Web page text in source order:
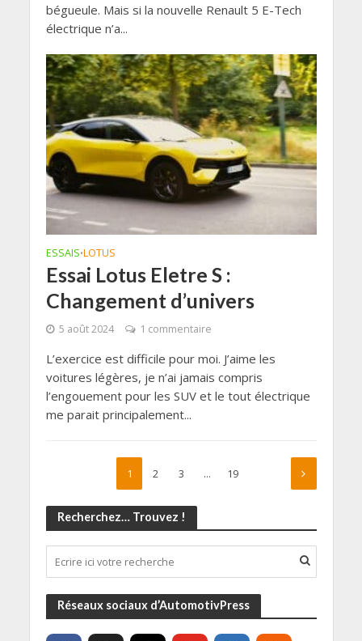
bégueule. Mais si la nouvelle Renault 5 E-Tech
électrique n’a...
ESSAIS•LOTUS
Essai Lotus Eletre S :
Changement d’univers
5 août 2024 1 commentaire
L’exercice est difficile pour moi. J’aime les
voitures légères, je n’ai jamais compris
l’engouement pour les SUV et le tout électrique
me parait principalement...
1 2 3 … 19
Recherchez… Trouvez !
Réseaux sociaux d’AutomotivPress